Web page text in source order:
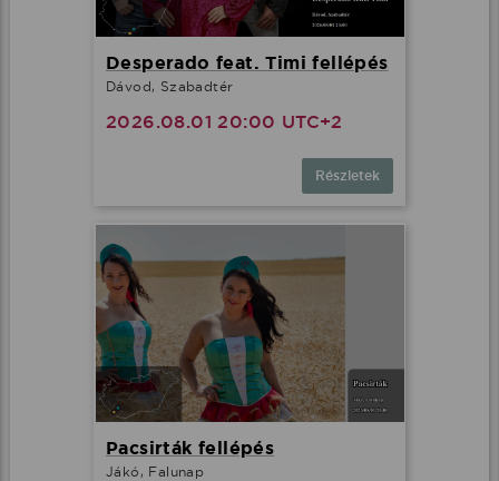
Desperado feat. Timi fellépés
Dávod, Szabadtér
2026.08.01 20:00 UTC+2
Részletek
Pacsirták fellépés
Jákó, Falunap